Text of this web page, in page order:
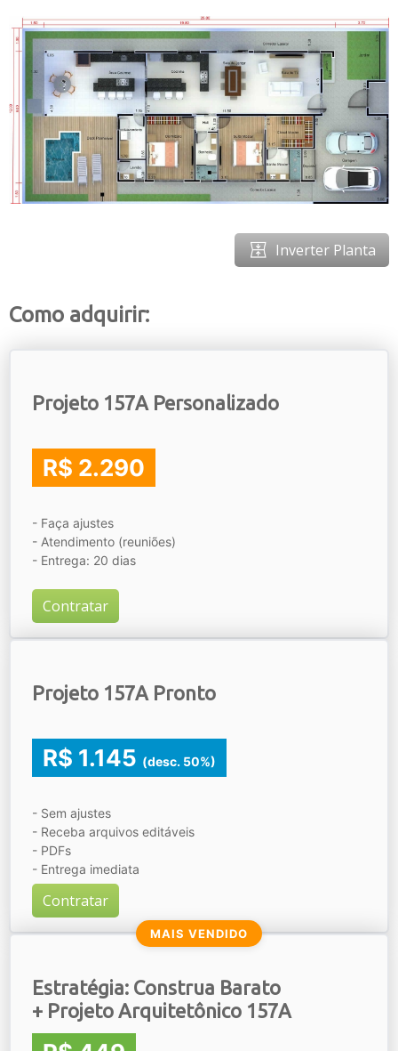
Inverter Planta
Como adquirir:
Projeto 157A Personalizado
R$ 2.290
- Faça ajustes
- Atendimento (reuniões)
- Entrega: 20 dias
Contratar
Projeto 157A Pronto
R$ 1.145 (desc. 50%)
- Sem ajustes
- Receba arquivos editáveis
- PDFs
- Entrega imediata
Contratar
MAIS VENDIDO
Estratégia: Construa Barato
+ Projeto Arquitetônico 157A